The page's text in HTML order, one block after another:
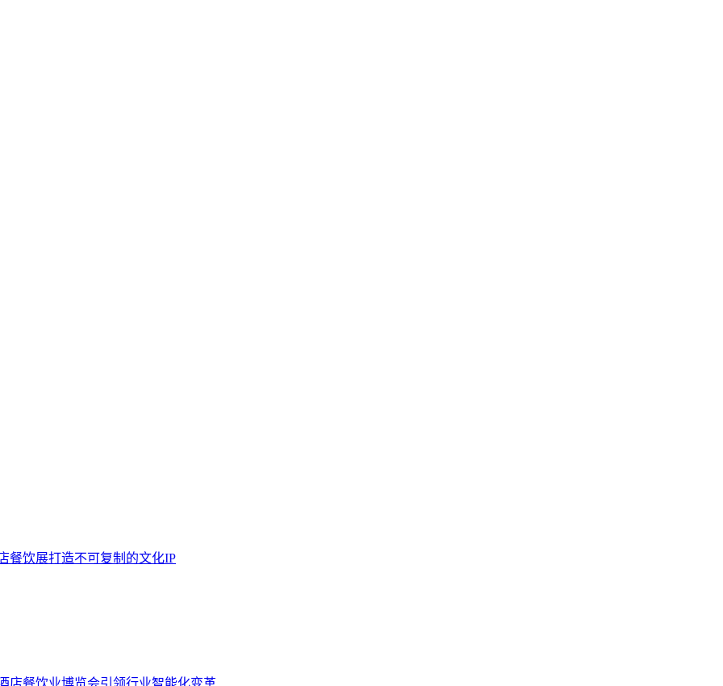
餐饮展打造不可复制的文化IP
店餐饮业博览会引领行业智能化变革